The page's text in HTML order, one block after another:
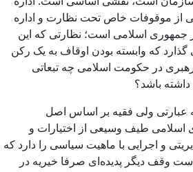
از موقوفات خاص تحت نظارت و اداره
جمهوری اسلامی است؛ نظارتی که این
که وابسته بودن اوقاف به یک رکن
در حکومت اسلامی چه تبعاتی
داشته باشد؟
عبارتی ولی فقیه بر اساس اصل
اسلامی طیف وسیعی از اختیارات و
و اجرایی با ماهیت سیاسی را دارد که
وقف دیگر پدیده‌ای صرفا خیریه در